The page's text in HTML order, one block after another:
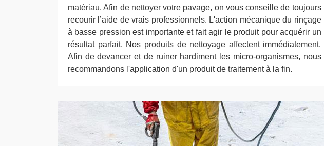
matériau. Afin de nettoyer votre pavage, on vous conseille de toujours
recourir l’aide de vrais professionnels. L'action mécanique du rinçage
à basse pression est importante et fait agir le produit pour acquérir un
résultat parfait. Nos produits de nettoyage affectent immédiatement.
Afin de devancer et de ruiner hardiment les micro-organismes, nous
recommandons l'application d'un produit de traitement à la fin.